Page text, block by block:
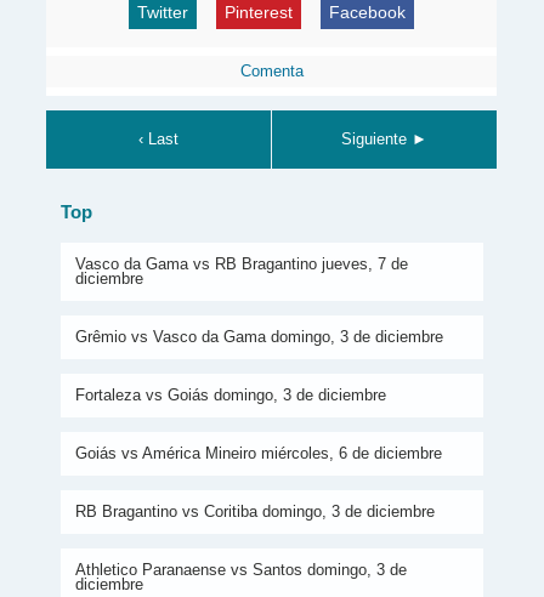
Twitter Pinterest Facebook
Comenta
‹ Last Siguiente ►
Top
Vasco da Gama vs RB Bragantino jueves, 7 de
diciembre
Grêmio vs Vasco da Gama domingo, 3 de diciembre
Fortaleza vs Goiás domingo, 3 de diciembre
Goiás vs América Mineiro miércoles, 6 de diciembre
RB Bragantino vs Coritiba domingo, 3 de diciembre
Athletico Paranaense vs Santos domingo, 3 de
diciembre